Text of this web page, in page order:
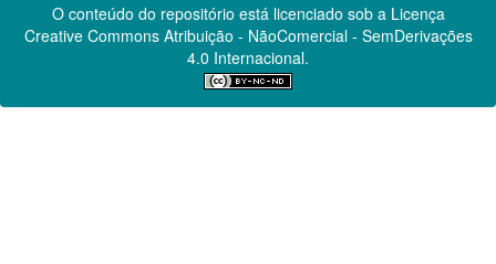
O conteúdo do repositório está licenciado sob a Licença
Creative CommonsAtribuição - NãoComercial - SemDerivações
4.0 Internacional.